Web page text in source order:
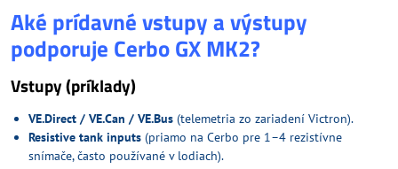
Aké prídavné vstupy a výstupy
podporuje Cerbo GX MK2?
Vstupy (príklady)
VE.Direct / VE.Can / VE.Bus (telemetria zo zariadení Victron).
Resistive tank inputs (priamo na Cerbo pre 1–4 rezistívne
snímače, často používané v lodiach).